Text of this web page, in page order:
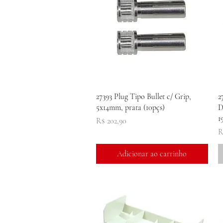
Visualização rápida
27393 Plug Tipo Bullet c/ Grip,
5x14mm, prata (10pçs)
Preço
R$ 202,90
Adicionar ao carrinho